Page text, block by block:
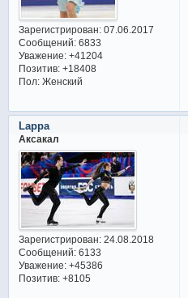
Зарегистрирован: 07.06.2017
Сообщений:6833
Уважение: +41204
Позитив: +18408
Пол:Женский
Lappa
Аксакал
Зарегистрирован: 24.08.2018
Сообщений:6133
Уважение: +45386
Позитив: +8105